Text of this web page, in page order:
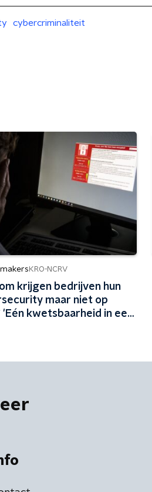
cybercriminaliteit
KRO-NCRV
krijgen bedrijven hun
maar niet op
'Eén kwetsbaarheid in een